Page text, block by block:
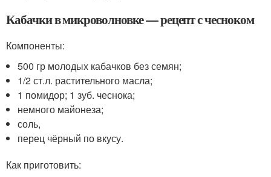
Кабачки в микроволновке — рецепт с чесноком
Компоненты:
500 гр молодых кабачков без семян;
1/2 ст.л. растительного масла;
1 помидор; 1 зуб. чеснока;
немного майонеза;
соль,
перец чёрный по вкусу.
Как приготовить: